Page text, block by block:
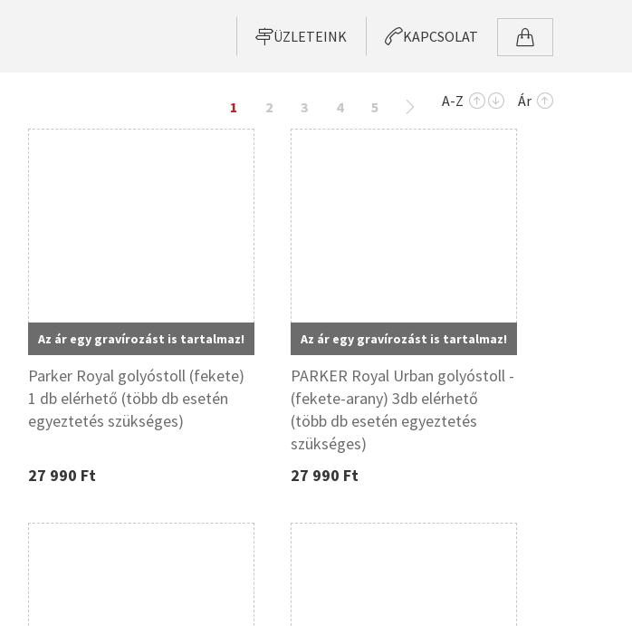
ÜZLETEINK KAPCSOLAT
1 2 3 4 5 A-Z Ár
Az ár egy gravírozást is tartalmaz!
Parker Royal golyóstoll (fekete)
1 db elérhető (több db esetén
egyeztetés szükséges)
27 990 Ft
Az ár egy gravírozást is tartalmaz!
PARKER Royal Urban golyóstoll -
(fekete-arany) 3db elérhető
(több db esetén egyeztetés
szükséges)
27 990 Ft